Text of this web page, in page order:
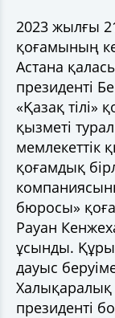
2023 жылғы
қоғамының
Астана
президенті
«Қазақ тілі»
қызметі
мемлекеттік
қоғамдық
бюросы»
Рауан
ұсынды.
дауыс
Халықаралық
президенті